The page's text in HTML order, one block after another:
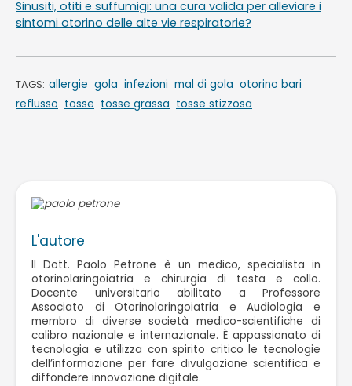
Sinusiti, otiti e suffumigi: una cura valida per alleviare i
sintomi otorino delle alte vie respiratorie?
TAGS: allergie gola infezioni mal di gola otorino bari
reflusso tosse tosse grassa tosse stizzosa
L'autore
Il Dott. Paolo Petrone è un medico, specialista in
otorinolaringoiatria e chirurgia di testa e collo.
Docente universitario abilitato a Professore
Associato di Otorinolaringoiatria e Audiologia e
membro di diverse società medico-scientifiche di
calibro nazionale e internazionale. È appassionato di
tecnologia e utilizza con spirito critico le tecnologie
dell’informazione per fare divulgazione scientifica e
diffondere innovazione digitale.